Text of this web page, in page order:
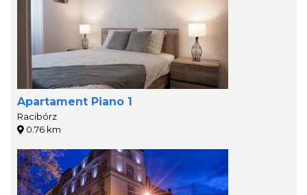
Apartament Piano 1
Racibórz
0.76 km